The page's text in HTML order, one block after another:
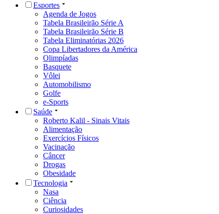
Esportes
Agenda de Jogos
Tabela Brasileirão Série A
Tabela Brasileirão Série B
Tabela Eliminatórias 2026
Copa Libertadores da América
Olimpíadas
Basquete
Vôlei
Automobilismo
Golfe
e-Sports
Saúde
Roberto Kalil - Sinais Vitais
Alimentação
Exercícios Físicos
Vacinação
Câncer
Drogas
Obesidade
Tecnologia
Nasa
Ciência
Curiosidades